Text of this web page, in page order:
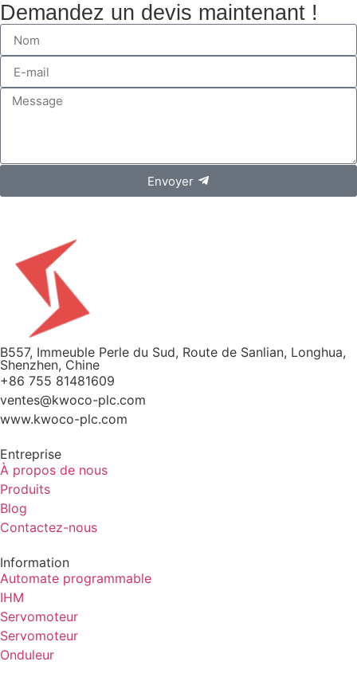
Demandez un devis maintenant !
Envoyer
B557, Immeuble Perle du Sud, Route de Sanlian, Longhua,
Shenzhen, Chine
+86 755 81481609
ventes@kwoco-plc.com
www.kwoco-plc.com
Entreprise
À propos de nous
Produits
Blog
Contactez-nous
Information
Automate programmable
IHM
Servomoteur
Servomoteur
Onduleur